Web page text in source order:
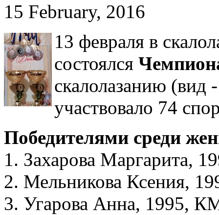
15 February, 2016
13 февраля в
состоялся
скалолазанию (вид
участвовало 74
Победителями среди
1. Захарова
2. Мельникова Ксения,
3. Угарова Анна, 1995,